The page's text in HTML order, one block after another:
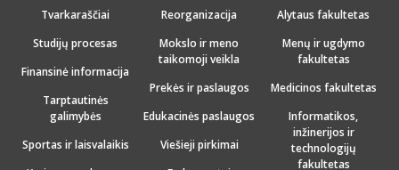
Tvarkaraščiai
Studijų procesas
Finansinė informacija
Tarptautinės
galimybės
Sportas ir laisvalaikis
Reorganizacija
Mokslo ir meno
taikomoji veikla
Prekės ir paslaugos
Edukacinės paslaugos
Viešieji pirkimai
Alytaus fakultetas
Menų ir ugdymo
fakultetas
Medicinos fakultetas
Informatikos,
inžinerijos ir
technologijų
fakultetas